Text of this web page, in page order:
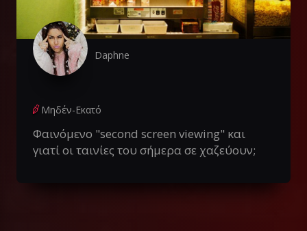
Daphne
Μηδέν-Εκατό
Φαινόμενο "second screen viewing" και
γιατί οι ταινίες του σήμερα σε χαζεύουν;